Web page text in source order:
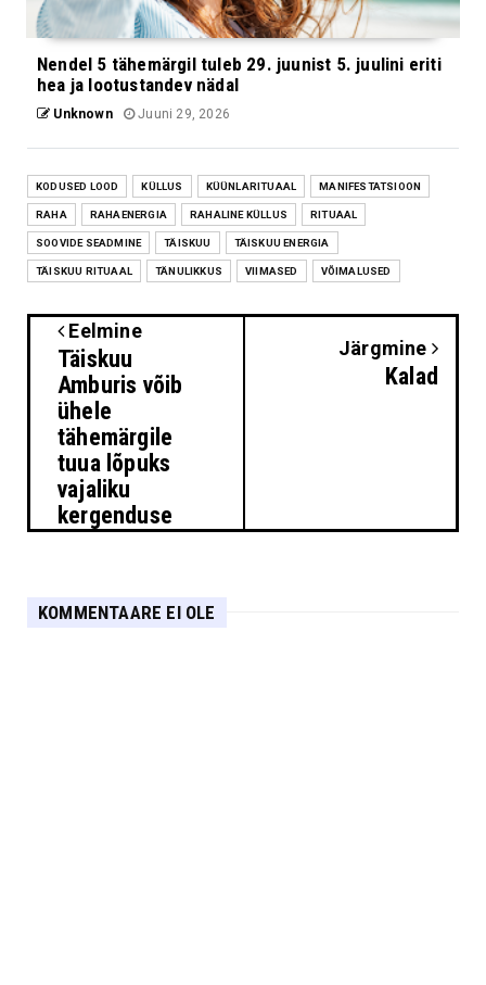
Nendel 5 tähemärgil tuleb 29. juunist 5. juulini eriti
hea ja lootustandev nädal
Unknown Juuni 29, 2026
KODUSED LOOD KÜLLUS KÜÜNLARITUAAL MANIFESTATSIOON
RAHA RAHAENERGIA RAHALINE KÜLLUS RITUAAL
SOOVIDE SEADMINE TÄISKUU TÄISKUU ENERGIA
TÄISKUU RITUAAL TÄNULIKKUS VIIMASED VÕIMALUSED
Eelmine
Täiskuu
Amburis võib
ühele
tähemärgile
tuua lõpuks
vajaliku
kergenduse
Järgmine
Kalad
KOMMENTAARE EI OLE